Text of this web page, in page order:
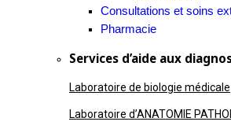
Consultations et soins
Pharmacie
Services d’aide aux
Laboratoire de biologie médicale
Laboratoire d’ANATOMIE